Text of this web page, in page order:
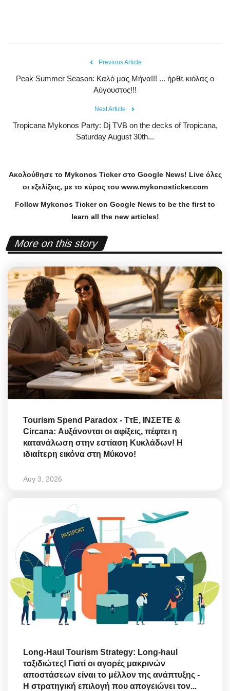
Previous Article
Peak Summer Season: Kαλό μας Μήνα!!! ... ήρθε κιόλας ο
Αύγουστος!!!
Next Article
Tropicana Mykonos Party: Dj TVB on the decks of Tropicana,
Saturday August 30th...
Ακολούθησε το Mykonos Tickerστο Google News! Liveόλες
οι εξελίξεις, με το κύρος του www.mykonosticker.com
Follow Mykonos Ticker on Google News to be the first to
learn all the new articles!
More on this story
Tourism Spend Paradox - ΤτΕ, ΙΝΣΕΤΕ &
Circana: Αυξάνονται οι αφίξεις, πέφτει η
κατανάλωση στην εστίαση Κυκλάδων! Η
ιδιαίτερη εικόνα στη Μύκονο!
Αυγ 3, 2026
Long-Haul Tourism Strategy: Long-haul
ταξιδιώτες! Γιατί οι αγορές μακρινών
αποστάσεων είναι το μέλλον της ανάπτυξης -
Η στρατηγική επιλογή που απογειώνει τον...